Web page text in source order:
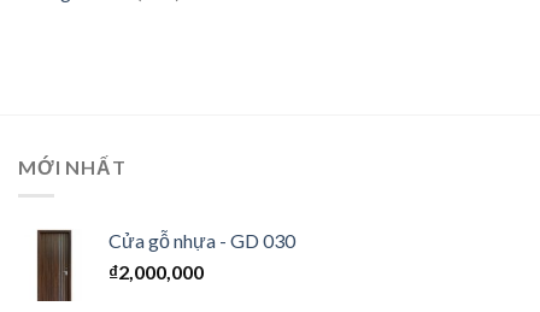
MỚI NHẤT
Cửa gỗ nhựa - GD 030
₫2,000,000